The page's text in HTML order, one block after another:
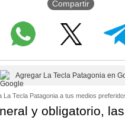
Compartir
Agregar La Tecla Patagonia en
La Tecla Patagonia a tus medios
y obligatorio,